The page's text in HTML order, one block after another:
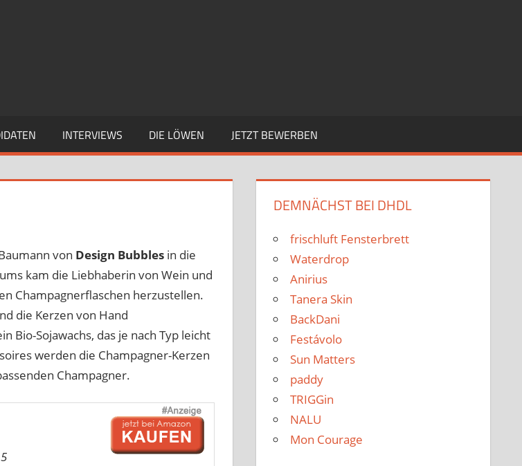
INTERVIEWS DIE LÖWEN JETZT BEWERBEN
von Design Bubbles in die
kam die Liebhaberin von Wein und
Champagnerflaschen herzustellen.
die Kerzen von Hand
Bio-Sojawachs, das je nach Typ leicht
werden die Champagner-Kerzen
Champagner.
DEMNÄCHST BEI DHDL
frischluft Fensterbrett
Waterdrop
Anirius
Tanera Skin
BackDani
Festávolo
Sun Matters
paddy
TRIGGin
NALU
Mon Courage